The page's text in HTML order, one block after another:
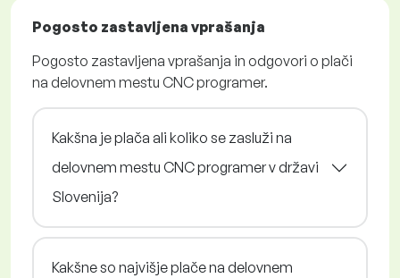
Pogosto zastavljena vprašanja
Pogosto zastavljena vprašanja in odgovori o plači
na delovnem mestu CNC programer.
Kakšna je plača ali koliko se zasluži na
delovnem mestu CNC programer v državi
Slovenija?
Kakšne so najvišje plače na delovnem